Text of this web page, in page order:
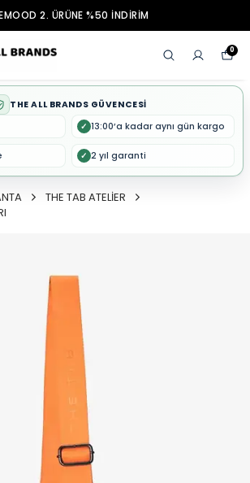
2. ÜRÜNE %50 İNDİRİM
0
THE ALL BRANDS GÜVENCESİ
✓ 13:00’a kadar aynı gün kargo
✓ 2 yıl garanti
THE TAB ATELİER